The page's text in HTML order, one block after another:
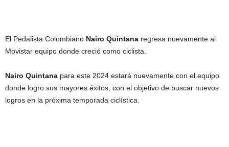
El Pedalista Colombiano Nairo Quintana regresa nuevamente al
Movistar equipo donde creció como ciclista.
Nairo Quintana para este 2024 estará nuevamente con el equipo
donde logro sus mayores éxitos, con el objetivo de buscar nuevos
logros en la próxima temporada ciclística.